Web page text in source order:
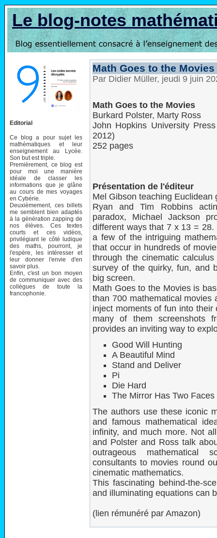
Le blog-notes
Editorial
Ce blog a pour sujet les
mathématiques et leur
enseignement au Lycée.
Son but est triple.
Premièrement, ce blog est
pour moi une manière
idéale de classer les
informations que je glâne
au cours de mes voyages
en Cybérie.
Deuxièmement, ces billets
me semblent bien adaptés
à la génération zapping de
nos élèves. Ces textes
courts et ces vidéos,
privilégiant le côté ludique
des maths, pourront, je
l'espère, les intéresser et
leur donner l'envie d'en
savoir plus.
Enfin, c'est un bon moyen
de communiquer avec des
collègues de toute la
francophonie.
Math Goes to the Movies
Par Didier Müller, jeudi 9 juin
Math Goes to the Movies
Burkard Polster, Marty Ross
John Hopkins University
2012)
252 pages
Présentation de l'éditeur
Mel Gibson teaching Euclidean
Ryan and Tim Robbins
paradox, Michael Jackson
different ways that 7 x 13 = 28.
a few of the intriguing
that occur in hundreds of
through the cinematic
survey of the quirky, fun, and
big screen.
Math Goes to the Movies is
than 700 mathematical movies
inject moments of fun into
many of them screenshots
provides an inviting way to
Good Will Hunting
A Beautiful Mind
Stand and Deliver
Pi
Die Hard
The Mirror Has Two Faces
The authors use these iconic
and famous mathematical
infinity, and much more. Not
and Polster and Ross talk
outrageous mathematical
consultants to movies round
cinematic mathematics.
This fascinating behind-the-
and illuminating equations can
(lien rémunéré par Amazon)